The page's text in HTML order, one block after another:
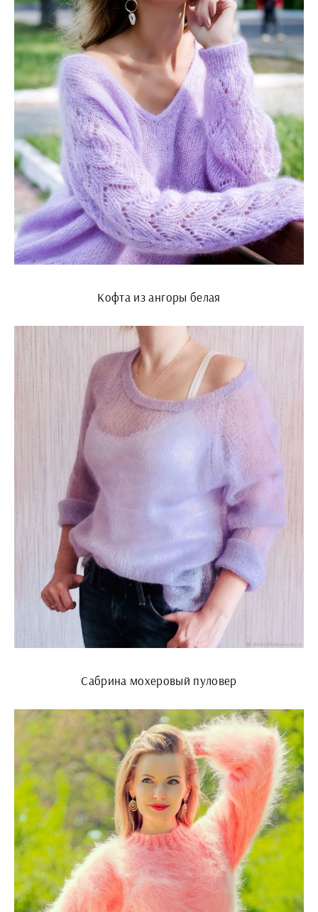
Кофта из ангоры белая
Сабрина мохеровый пуловер